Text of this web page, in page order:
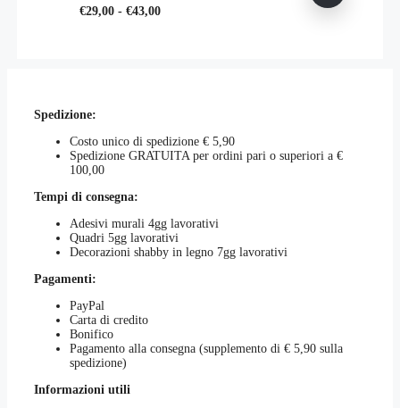
pagina
€43,00
€29,00 - €43,00Fascia
Questo
scelte
nella
Spedizione:
Costo unico di spedizione € 5,90
Spedizione GRATUITA per ordini pari o superiori a €
100,00
Tempi di consegna:
Adesivi murali 4gg lavorativi
Quadri 5gg lavorativi
Decorazioni shabby in legno 7gg lavorativi
Pagamenti:
PayPal
Carta di credito
Bonifico
Pagamento alla consegna (supplemento di € 5,90 sulla
spedizione)
Informazioni utili